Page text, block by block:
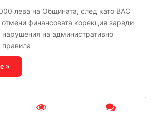
лева на Общината, след като ВАС
финансовата корекция заради
нарушения на административно
правила
»